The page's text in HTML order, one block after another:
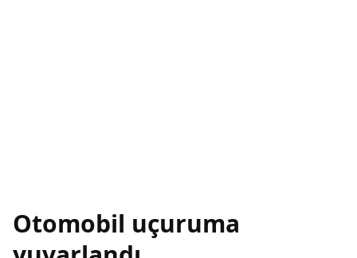
Otomobil uçuruma